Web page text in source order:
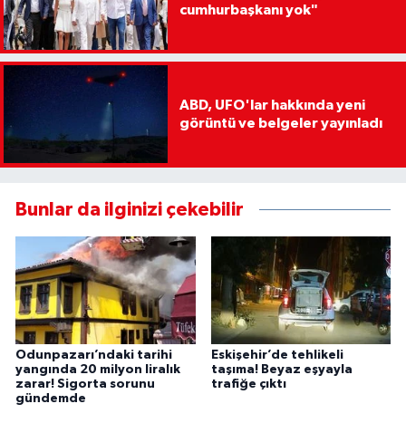
cumhurbaşkanı yok"
ABD, UFO'lar hakkında yeni
görüntü ve belgeler yayınladı
Bunlar da ilginizi çekebilir
Odunpazarı’ndaki tarihi
yangında 20 milyon liralık
zarar! Sigorta sorunu
gündemde
Eskişehir’de tehlikeli
taşıma! Beyaz eşyayla
trafiğe çıktı